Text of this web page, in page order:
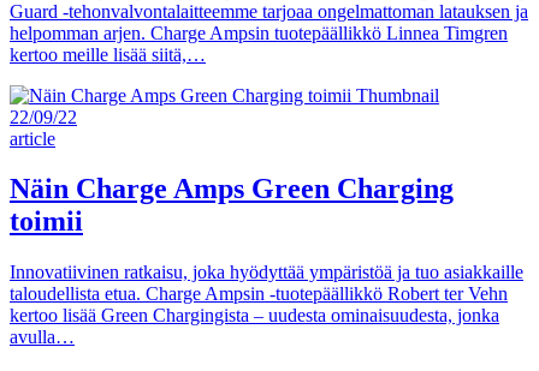
Guard -tehonvalvontalaitteemme tarjoaa ongelmattoman latauksen ja
helpomman arjen. Charge Ampsin tuotepäällikkö Linnea Timgren
kertoo meille lisää siitä,…
22/09/22
article
Näin Charge Amps Green Charging
toimii
Innovatiivinen ratkaisu, joka hyödyttää ympäristöä ja tuo asiakkaille
taloudellista etua. Charge Ampsin -tuotepäällikkö Robert ter Vehn
kertoo lisää Green Chargingista – uudesta ominaisuudesta, jonka
avulla…